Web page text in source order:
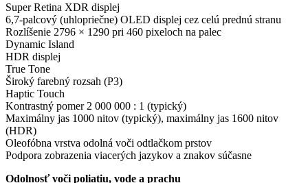
Super Retina XDR displej
6,7-palcový (uhlopriečne) OLED displej cez celú prednú stranu
Rozlíšenie 2796 × 1290 pri 460 pixeloch na palec
Dynamic Island
HDR displej
True Tone
Široký farebný rozsah (P3)
Haptic Touch
Kontrastný pomer 2 000 000 : 1 (typický)
Maximálny jas 1000 nitov (typický), maximálny jas 1600 nitov
(HDR)
Oleofóbna vrstva odolná voči odtlačkom prstov
Podpora zobrazenia viacerých jazykov a znakov súčasne
Odolnosť voči poliatiu, vode a prachu